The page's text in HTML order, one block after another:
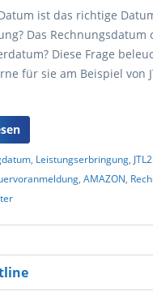
ist das richtige
Das Rechnungsdatum
Diese Frage
für sie am Beispiel von
, Leistungserbringung,
, AMAZON,